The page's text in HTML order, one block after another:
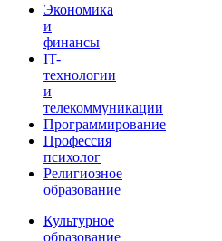
Экономика
и
финансы
IT-
технологии
и
телекоммуникации
Программирование
Профессия
психолог
Религиозное
образование
Культурное
образование